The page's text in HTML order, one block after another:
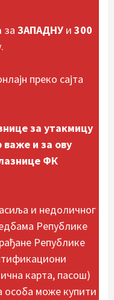
за ЗАПАДНУ и 300
преко сајта
за утакмицу
важе и за ову
ФК
и недоличног
Републике
Републике
карта, пасош)
особа може купити